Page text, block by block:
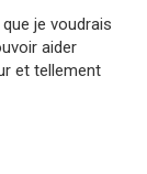
je voudrais
aider
et tellement